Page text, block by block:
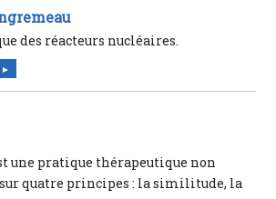
des réacteurs nucléaires.
une pratique thérapeutique non
quatre principes : la similitude, la